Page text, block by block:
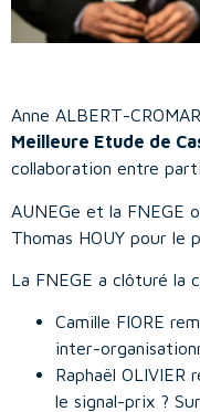
Anne ALBERT-
Meilleure Etude de
collaboration entre
AUNEGe et la FNEGE
Thomas HOUY pour le
La FNEGE a clôturé la
Camille FIORE
inter-
Raphaël OLIVIER
le signal-prix ?